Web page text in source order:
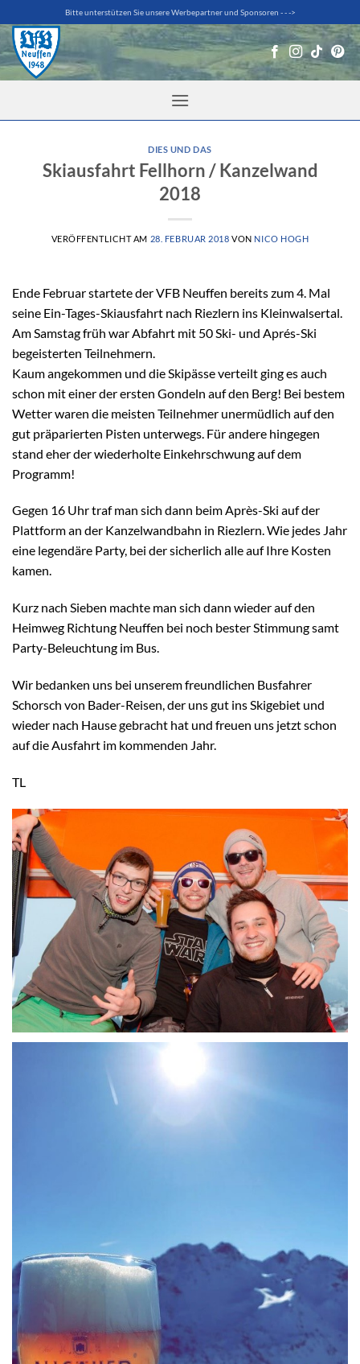
Inhalt
springen
Bitte unterstützen Sie unsere Werbepartner und Sponsoren - - ->
DIES UND DAS
Skiausfahrt Fellhorn / Kanzelwand
2018
VERÖFFENTLICHT AM 28. FEBRUAR 2018 VON NICO HOGH
Ende Februar startete der VFB Neuffen bereits zum 4. Mal
seine Ein-Tages-Skiausfahrt nach Riezlern ins Kleinwalsertal.
Am Samstag früh war Abfahrt mit 50 Ski- und Aprés-Ski
begeisterten Teilnehmern.
Kaum angekommen und die Skipässe verteilt ging es auch
schon mit einer der ersten Gondeln auf den Berg! Bei bestem
Wetter waren die meisten Teilnehmer unermüdlich auf den
gut präparierten Pisten unterwegs. Für andere hingegen
stand eher der wiederholte Einkehrschwung auf dem
Programm!
Gegen 16 Uhr traf man sich dann beim Après-Ski auf der
Plattform an der Kanzelwandbahn in Riezlern. Wie jedes Jahr
eine legendäre Party, bei der sicherlich alle auf Ihre Kosten
kamen.
Kurz nach Sieben machte man sich dann wieder auf den
Heimweg Richtung Neuffen bei noch bester Stimmung samt
Party-Beleuchtung im Bus.
Wir bedanken uns bei unserem freundlichen Busfahrer
Schorsch von Bader-Reisen, der uns gut ins Skigebiet und
wieder nach Hause gebracht hat und freuen uns jetzt schon
auf die Ausfahrt im kommenden Jahr.
TL